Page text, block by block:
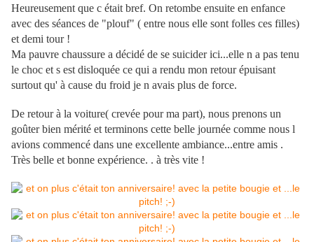
Heureusement que c était bref. On retombe ensuite en enfance
avec des séances de "plouf" ( entre nous elle sont folles ces filles)
et demi tour !
Ma pauvre chaussure a décidé de se suicider ici...elle n a pas tenu
le choc et s est disloquée ce qui a rendu mon retour épuisant
surtout qu' à cause du froid je n avais plus de force.
De retour à la voiture( crevée pour ma part), nous prenons un
goûter bien mérité et terminons cette belle journée comme nous l
avions commencé dans une excellente ambiance...entre amis .
Très belle et bonne expérience. . à très vite !